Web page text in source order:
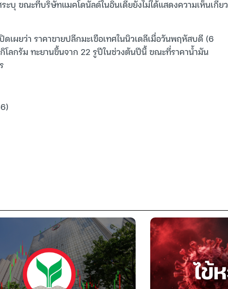
บุ ขณะที่บริษัทแมคโดนัลด์ในอินเดียยังไม่ได้แสดงความเห็นเกี่ยว
เผยว่า ราคาขายปลีกมะเขือเทศในนิวเดลีเมื่อวันพฤหัสบดี (6
โลกรัม ทะยานขึ้นจาก 22 รูปีในช่วงต้นปีนี้ ขณะที่ราคาน้ำมัน